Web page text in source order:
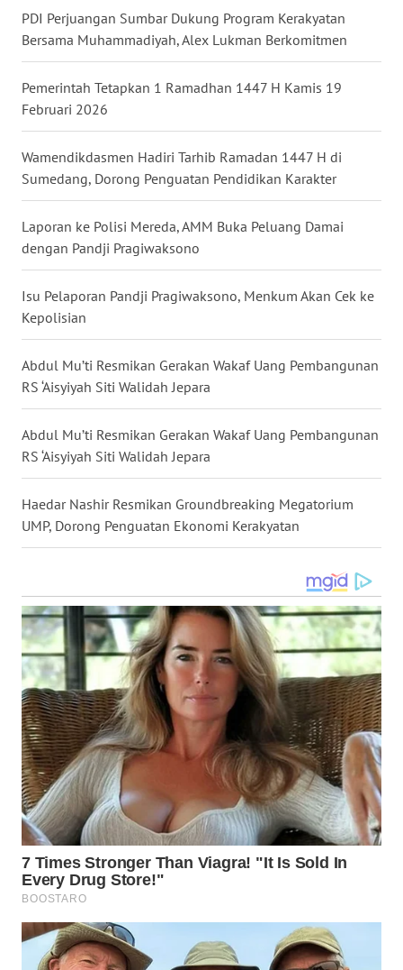
PDI Perjuangan Sumbar Dukung Program Kerakyatan
Bersama Muhammadiyah, Alex Lukman Berkomitmen
Pemerintah Tetapkan 1 Ramadhan 1447 H Kamis 19
Februari 2026
Wamendikdasmen Hadiri Tarhib Ramadan 1447 H di
Sumedang, Dorong Penguatan Pendidikan Karakter
Laporan ke Polisi Mereda, AMM Buka Peluang Damai
dengan Pandji Pragiwaksono
Isu Pelaporan Pandji Pragiwaksono, Menkum Akan Cek ke
Kepolisian
Abdul Mu’ti Resmikan Gerakan Wakaf Uang Pembangunan
RS ‘Aisyiyah Siti Walidah Jepara
Abdul Mu’ti Resmikan Gerakan Wakaf Uang Pembangunan
RS ‘Aisyiyah Siti Walidah Jepara
Haedar Nashir Resmikan Groundbreaking Megatorium
UMP, Dorong Penguatan Ekonomi Kerakyatan
WN
DAIRI
WN
DANAU
TOBA
WN
NIAS
WN
LANGKAT
WN
TAPANULI
WN
KARO
WN
SIMALUNGUN
WN
LABUHANBATU
WN
TAPANULI
TENGAH
SERDANG